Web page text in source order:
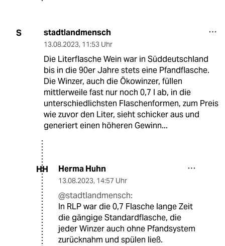
S stadtlandmensch
13.08.2023, 11:53 Uhr
Die Literflasche Wein war in Süddeutschland
bis in die 90er Jahre stets eine Pfandflasche.
Die Winzer, auch die Ökowinzer, füllen
mittlerweile fast nur noch 0,7 l ab, in die
unterschiedlichsten Flaschenformen, zum Preis
wie zuvor den Liter, sieht schicker aus und
generiert einen höheren Gewinn...
HH Herma Huhn
13.08.2023, 14:57 Uhr
@stadtlandmensch:
In RLP war die 0,7 Flasche lange Zeit
die gängige Standardflasche, die
jeder Winzer auch ohne Pfandsystem
zurücknahm und spülen ließ.